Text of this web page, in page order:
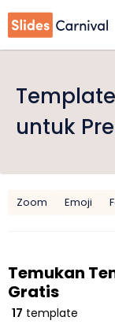
untuk
Zoom Emoji
Temukan
Gratis
17 template